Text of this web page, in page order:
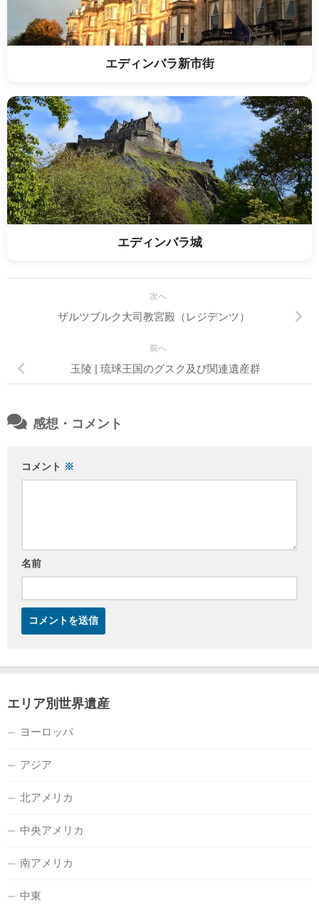
エディンバラ新市街
エディンバラ城
次へ
ザルツブルク大司教宮殿（レジデンツ）
前へ
玉陵 | 琉球王国のグスク及び関連遺産群
感想・コメント
コメント ※
名前
エリア別世界遺産
ヨーロッパ
アジア
北アメリカ
中央アメリカ
南アメリカ
中東